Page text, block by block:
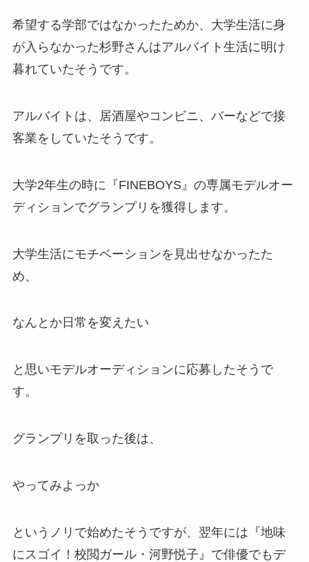
希望する学部ではなかったためか、大学生活に身
が入らなかった杉野さんはアルバイト生活に明け
暮れていたそうです。
アルバイトは、居酒屋やコンビニ、バーなどで接
客業をしていたそうです。
大学2年生の時に『FINEBOYS』の専属モデルオー
ディションでグランプリを獲得します。
大学生活にモチベーションを見出せなかったた
め、
なんとか日常を変えたい
と思いモデルオーディションに応募したそうで
す。
グランプリを取った後は、
やってみよっか
というノリで始めたそうですが、翌年には『地味
にスゴイ！校閲ガール・河野悦子』で俳優でもデ